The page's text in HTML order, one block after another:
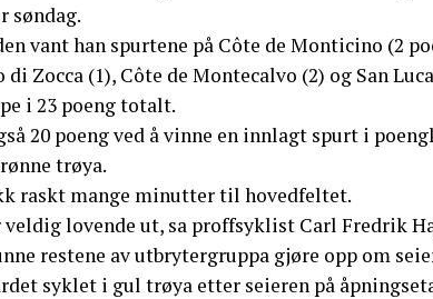
søndag.
vant han spurtene på Côte de Monticino (2
Zocca (1), Côte de Montecalvo (2) og San
i 23 poeng totalt.
20 poeng ved å vinne en innlagt spurt i
trøya.
raskt mange minutter til hovedfeltet.
veldig lovende ut, sa proffsyklist Carl Fredrik
restene av utbrytergruppa gjøre opp om
syklet i gul trøya etter seieren på